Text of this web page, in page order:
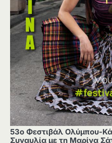
53ο Φεστιβάλ Ολύμπου-
Συναυλία με τη Μαρίνα